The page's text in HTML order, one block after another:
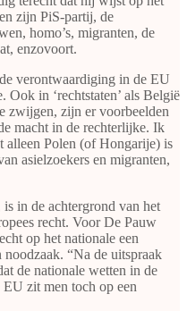
zijn PiS-partij, de
homo’s, migranten, de
enzovoort.
verontwaardiging in de EU
Ook in ‘rechtstaten’ als België
zwijgen, zijn er voorbeelden
macht in de rechterlijke. Ik
alleen Polen (of Hongarije) is
asielzoekers en migranten,
in de achtergrond van het
recht. Voor De Pauw
op het nationale een
“Na de uitspraak
de nationale wetten in de
zit men toch op een